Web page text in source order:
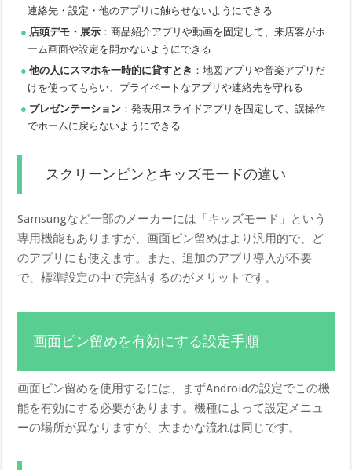
連絡先・設定・他のアプリに触らせないようにできる
店頭デモ・展示 ：商品紹介アプリや動画を固定して、来店客がホ
ーム画面や設定を開かないようにできる
他の人にスマホを一時的に貸すとき ：地図アプリや音楽アプリだ
けを使ってもらい、プライベートなアプリや連絡先を守れる
プレゼンテーション ：発表用スライドアプリを固定して、誤操作
でホームに戻らないようにできる
スクリーンピンとキッズモードの違い
Samsungなど一部のメーカーには「キッズモード」という
専用機能もありますが、画面ピン留めはより汎用的で、ど
のアプリにも使えます。また、追加のアプリ導入が不要
で、標準設定の中で完結するのがメリットです。
画面ピン留めを有効にする設定手順
画面ピン留めを使用するには、まずAndroidの設定でこの機
能を有効にする必要があります。機種によって設定メニュ
ーの場所が異なりますが、大まかな流れは同じです。